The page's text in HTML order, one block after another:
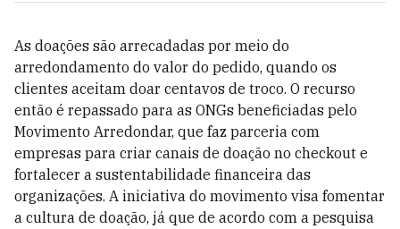
As doações são arrecadadas por meio do
arredondamento do valor do pedido, quando os
clientes aceitam doar centavos de troco. O recurso
então é repassado para as ONGs beneficiadas pelo
Movimento Arredondar, que faz parceria com
empresas para criar canais de doação no checkout e
fortalecer a sustentabilidade financeira das
organizações. A iniciativa do movimento visa fomentar
a cultura de doação, já que de acordo com a pesquisa